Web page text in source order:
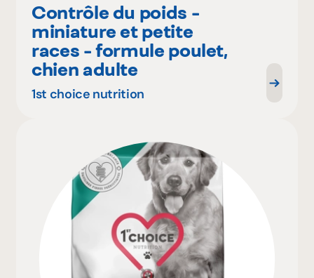
Contrôle du poids -
miniature et petite
races - formule poulet,
chien adulte
1st choice nutrition